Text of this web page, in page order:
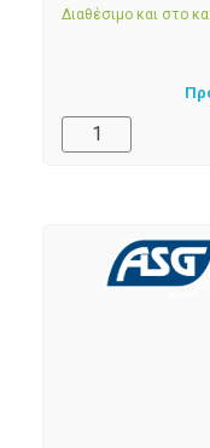
Διαθέσιμο και στο